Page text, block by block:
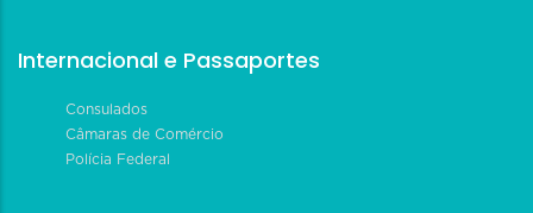
Internacional e Passaportes
Consulados
Câmaras de Comércio
Polícia Federal